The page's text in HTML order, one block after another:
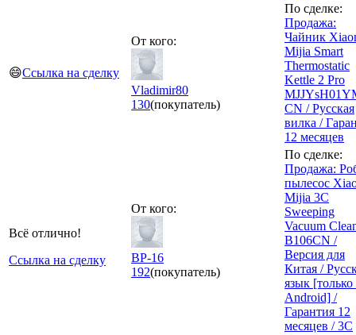
😄Ссылка на сделку
От кого:
Vladimir80
130(покупатель)
По сделке:
Продажа:
Чайник
Mijia Smart
Thermostatic
Kettle 2 Pro
CN / Русская
вилка /
12 месяцев
Всё отлично!
Ссылка на сделку
От кого:
BP-16
192(покупатель)
По сделке:
Продажа:
пылесос
Mijia 3C
Sweeping
Vacuum
B106CN /
Версия для
Китая /
язык [только
Android] /
Гарантия 12
месяцев / 3C